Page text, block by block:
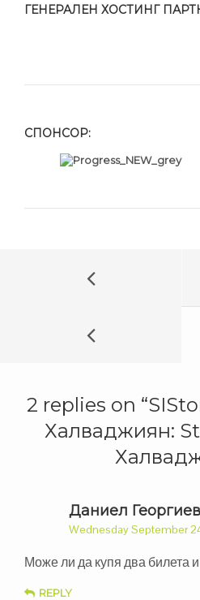
ГЕНЕРАЛЕН ХОСТИНГ
СПОНСОР:
2 replies on “
Халваджиян:
Даниел Георгиев
Wednesday September
Може ли да купя два билета
REPLY